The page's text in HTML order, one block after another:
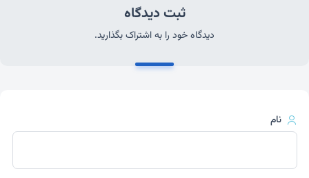
ثبت دیدگاه
دیدگاه خود را به اشتراک بگذارید.
نام